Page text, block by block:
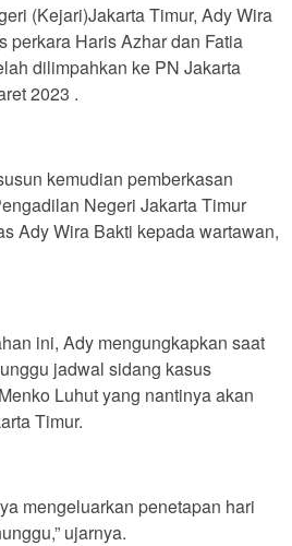
(Kejari)Jakarta Timur, Ady Wira
perkara Haris Azhar dan Fatia
dilimpahkan ke PN Jakarta
2023 .
kemudian pemberkasan
Negeri Jakarta Timur
Ady Wira Bakti kepada wartawan,
ini, Ady mengungkapkan saat
jadwal sidang kasus
Luhut yang nantinya akan
Timur.
mengeluarkan penetapan hari
ujarnya.